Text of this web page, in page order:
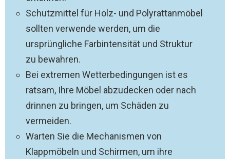
Schutzmittel für Holz- und Polyrattanmöbel
sollten verwende werden, um die
ursprüngliche Farbintensität und Struktur
zu bewahren.
Bei extremen Wetterbedingungen ist es
ratsam, Ihre Möbel abzudecken oder nach
drinnen zu bringen, um Schäden zu
vermeiden.
Warten Sie die Mechanismen von
Klappmöbeln und Schirmen, um ihre